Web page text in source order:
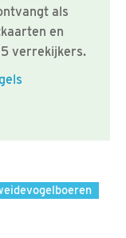
als
en
5 verrekijkers.